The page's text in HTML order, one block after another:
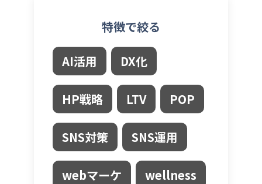
特徴で絞る
AI活用 DX化
HP戦略 LTV POP
SNS対策 SNS運用
webマーケ wellness